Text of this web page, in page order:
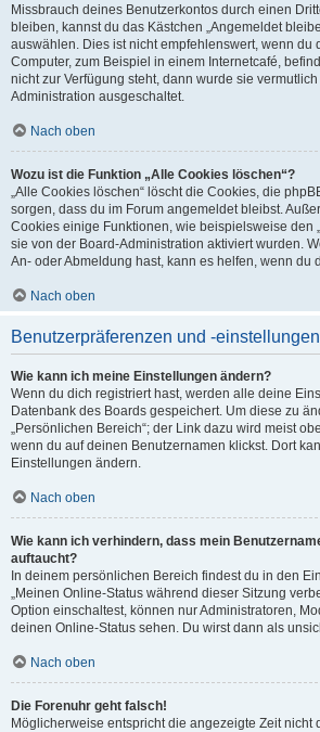
Missbrauch deines Benutzerkontos durch einen
bleiben, kannst du das Kästchen „Angemeldet
auswählen. Dies ist nicht empfehlenswert, wenn du
Computer, zum Beispiel in einem Internetcafé,
nicht zur Verfügung steht, dann wurde sie
Administration ausgeschaltet.
Nach oben
Wozu ist die Funktion „Alle Cookies löschen“?
„Alle Cookies löschen“ löscht die Cookies, die
sorgen, dass du im Forum angemeldet bleibst.
Cookies einige Funktionen, wie beispielsweise den
sie von der Board-Administration aktiviert wurden.
An- oder Abmeldung hast, kann es helfen, wenn du
Nach oben
Benutzerpräferenzen und -einstellungen
Wie kann ich meine Einstellungen ändern?
Wenn du dich registriert hast, werden alle deine
Datenbank des Boards gespeichert. Um diese zu
„Persönlichen Bereich“; der Link dazu wird meist
wenn du auf deinen Benutzernamen klickst. Dort
Einstellungen ändern.
Nach oben
Wie kann ich verhindern, dass mein
auftaucht?
In deinem persönlichen Bereich findest du in den
„Meinen Online-Status während dieser Sitzung
Option einschaltest, können nur Administratoren,
deinen Online-Status sehen. Du wirst dann als
Nach oben
Die Forenuhr geht falsch!
Möglicherweise entspricht die angezeigte Zeit nicht